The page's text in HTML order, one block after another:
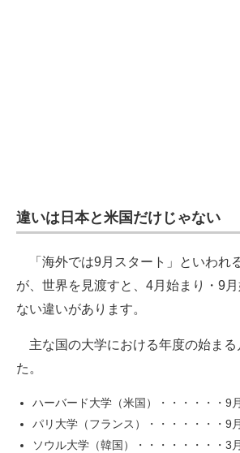
違いは日本と米国だけじゃない
「海外では9月スタート」といわれ
が、世界を見渡すと、4月始まり・9
ない違いがあります。
主な国の大学における年度の始まる
た。
ハーバード大学（米国）・・・・・・9月
パリ大学（フランス）・・・・・・・9月
ソウル大学（韓国）・・・・・・・・3月